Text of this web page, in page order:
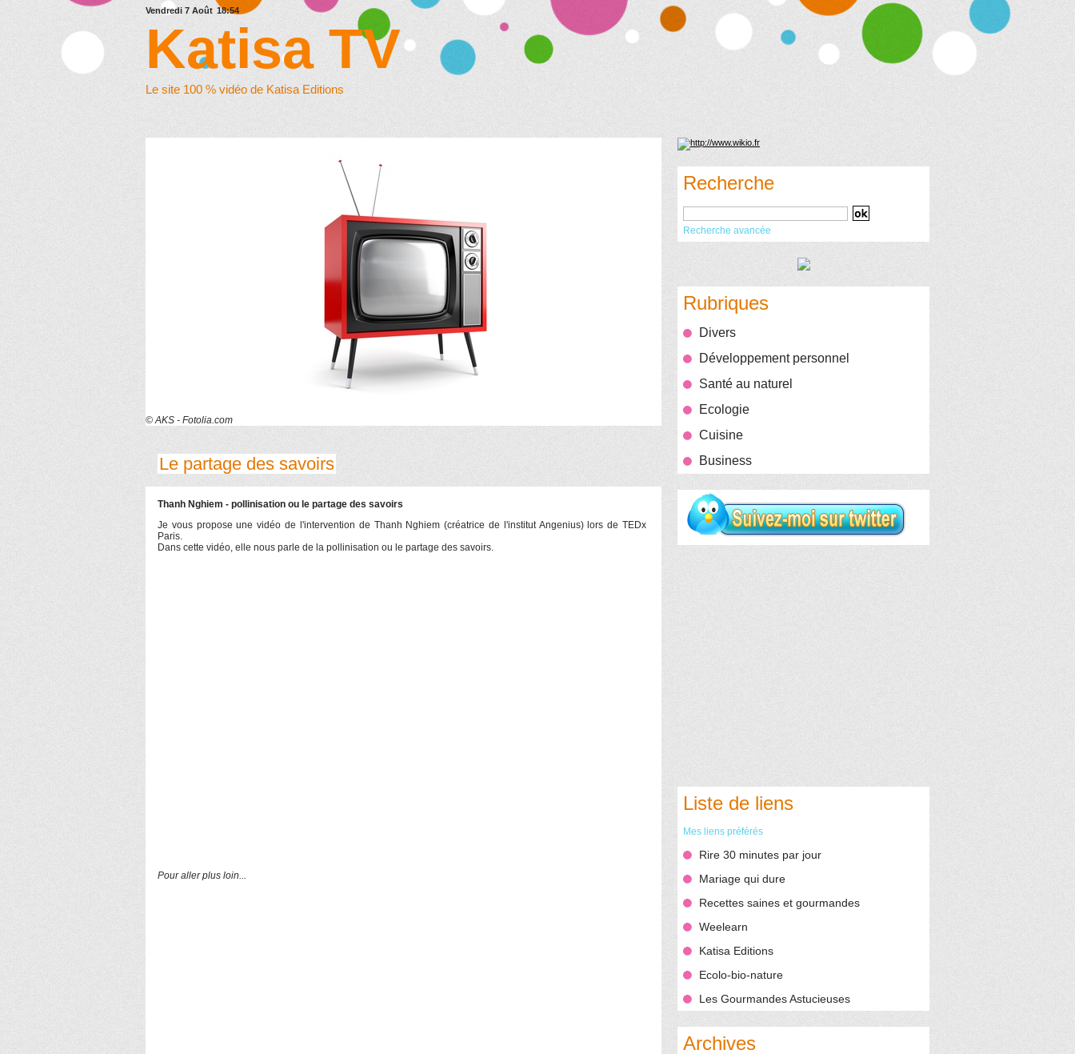
Vendredi 7 Août 18:54
Katisa TV
Le site 100 % vidéo de Katisa Editions
© AKS - Fotolia.com
Le partage des savoirs
Thanh Nghiem - pollinisation ou le partage des savoirs
Je vous propose une vidéo de l'intervention de Thanh Nghiem (créatrice de l'institut Angenius) lors de TEDx
Paris.
Dans cette vidéo, elle nous parle de la pollinisation ou le partage des savoirs.
Pour aller plus loin...
Recherche
Recherche avancée
Rubriques
Divers
Développement personnel
Santé au naturel
Ecologie
Cuisine
Business
Liste de liens
Mes liens préférés
Rire 30 minutes par jour
Mariage qui dure
Recettes saines et gourmandes
Weelearn
Katisa Editions
Ecolo-bio-nature
Les Gourmandes Astucieuses
Archives